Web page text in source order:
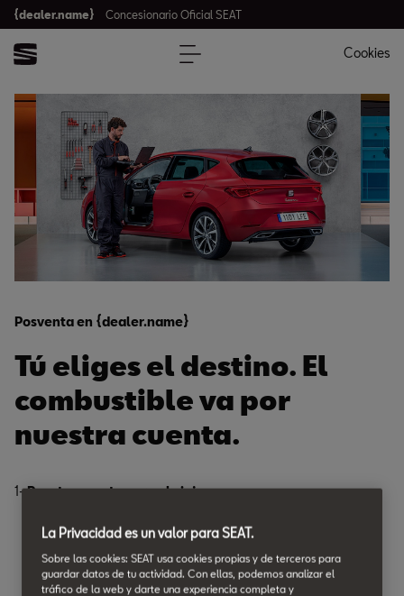
{dealer.name} Concesionario Oficial SEAT
Cookies
Posventa en {dealer.name}
Tú eliges el destino. El
combustible va por
nuestra cuenta.
1-Puesta a punto para el viaje:
Neumáticos: desde 50€
Frenos: desde 73€
La Privacidad es un valor para SEAT.
Sobre las cookies: SEAT usa cookies propias y de terceros para
guardar datos de tu actividad. Con ellas, podemos analizar el
tráfico de la web y darte una experiencia completa y